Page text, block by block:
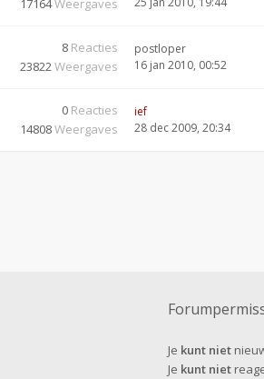
17164Weergaves
8 Reacties
23822Weergaves
postloper
16 jan 2010, 00:52
0 Reacties
14808Weergaves
ief
28 dec 2009, 20:34
Je kunt niet
Je kunt niet